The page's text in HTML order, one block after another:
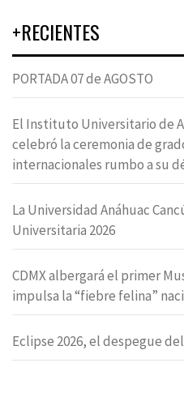
+RECIENTES
PORTADA 07 de AGOSTO
El Instituto Universitario de
celebró la ceremonia de
internacionales rumbo a su
La Universidad Anáhuac
Universitaria 2026
CDMX albergará el primer
impulsa la “fiebre felina”
Eclipse 2026, el despegue